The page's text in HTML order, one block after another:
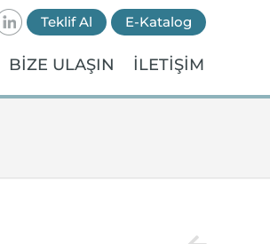
Teklif Al E-Katalog
BİZE ULAŞIN İLETİŞİM